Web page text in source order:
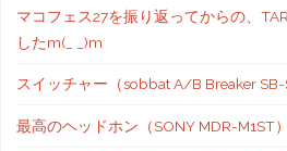
マコフェス27を振り返ってからの、
したm(_ _)m
スイッチャー（sobbat A/B Breaker SB-
最高のヘッドホン（SONY MDR-M1ST）